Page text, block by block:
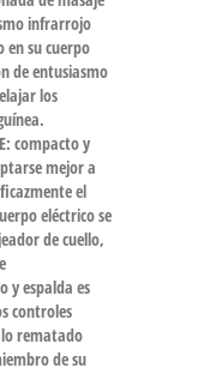
infrarrojo
en su cuerpo
de entusiasmo
los
compacto y
mejor a
el
eléctrico se
de cuello,
y espalda es
controles
rematado
de su